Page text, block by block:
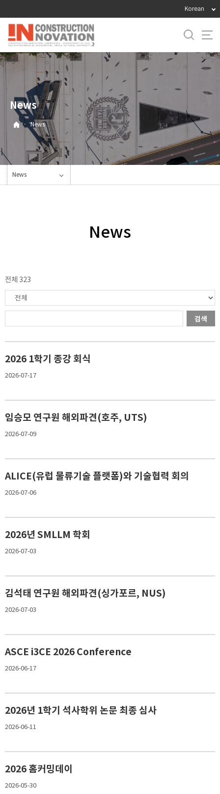
로
메
뉴
Korean
News
· News
News
News
전체 323
검색
2026 1학기 종강 회식
2026-07-17
임승모 연구원 해외파견(호주, UTS)
2026-07-09
ALICE(유럽 물류기술 플랫폼)와 기술협력 회의
2026-07-06
2026년 SMLLM 학회
2026-07-03
김석태 연구원 해외파견(싱가포르, NUS)
2026-07-03
ASCE i3CE 2026 Conference
2026-06-17
2026년 1학기 석사학위 논문 최종 심사
2026-06-11
2026 홈커밍데이
2026-05-30